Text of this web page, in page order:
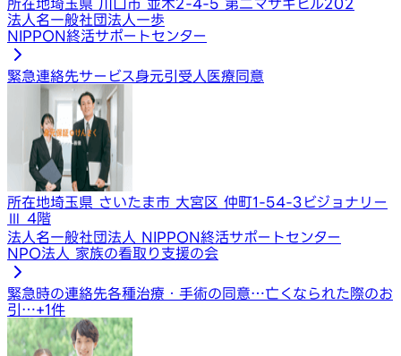
所在地埼玉県 川口市 並木2-4-5 第二マサキビル202
法人名一般社団法人一歩
NIPPON終活サポートセンター
緊急連絡先サービス身元引受人医療同意
所在地埼玉県 さいたま市 大宮区 仲町1-54-3ビジョナリー
Ⅲ 4階
法人名一般社団法人 NIPPON終活サポートセンター
NPO法人 家族の看取り支援の会
緊急時の連絡先各種治療・手術の同意…亡くなられた際のお
引…+1件